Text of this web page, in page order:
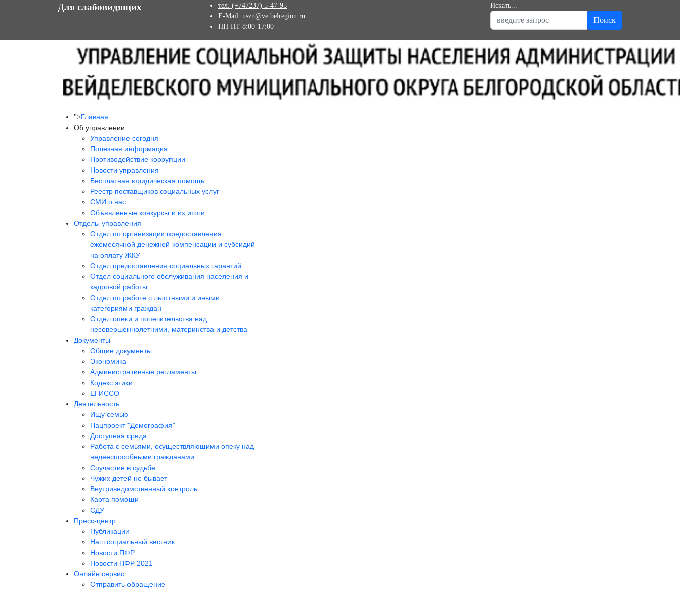
Для слабовидящих
тел. (+747237) 5-47-95
E-Mail: uszn@ve.belregion.ru
ПН-ПТ 8:00-17:00
Искать...
Поиск
">Главная
Об управлении
Управление сегодня
Полезная информация
Противодействие коррупции
Новости управления
Бесплатная юридическая помощь
Реестр поставщиков социальных услуг
СМИ о нас
Объявленные конкурсы и их итоги
Отделы управления
Отдел по организации предоставления
ежемесячной денежной компенсации и субсидий
на оплату ЖКУ
Отдел предоставления социальных гарантий
Отдел социального обслуживания населения и
кадровой работы
Отдел по работе с льготными и иными
категориями граждан
Отдел опеки и попечительства над
несовершеннолетними, материнства и детства
Документы
Общие документы
Экономика
Административные регламенты
Кодекс этики
ЕГИССО
Деятельность
Ищу семью
Нацпроект "Демография"
Доступная среда
Работа с семьями, осуществляющими опеку над
недееспособными гражданами
Соучастие в судьбе
Чужих детей не бывает
Внутриведомственный контроль
Карта помощи
СДУ
Пресс-центр
Публикации
Наш социальный вестник
Новости ПФР
Новости ПФР 2021
Онлайн сервис
Отправить обращение